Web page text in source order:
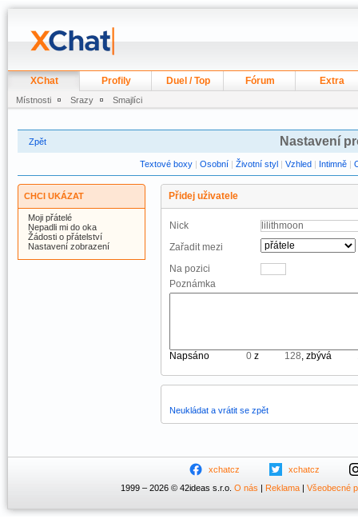
XChat Profily Duel / Top Fórum Extra
Místnosti Srazy Smajlíci
Zpět Nastavení
Textové boxy| Osobní| Životní styl| Vzhled| Intimně|
CHCI UKÁZAT
Moji přátelé
Nepadli mi do oka
Žádosti o přátelství
Nastavení zobrazení
Přidej uživatele
Nick
Zařadit mezi
Na pozici
Poznámka
Napsáno z , zbývá
Neukládat a vrátit se zpět
xchatcz
xchatcz
1999 – 2026 © 42ideas s.r.o. O nás | Reklama | Všeobecné